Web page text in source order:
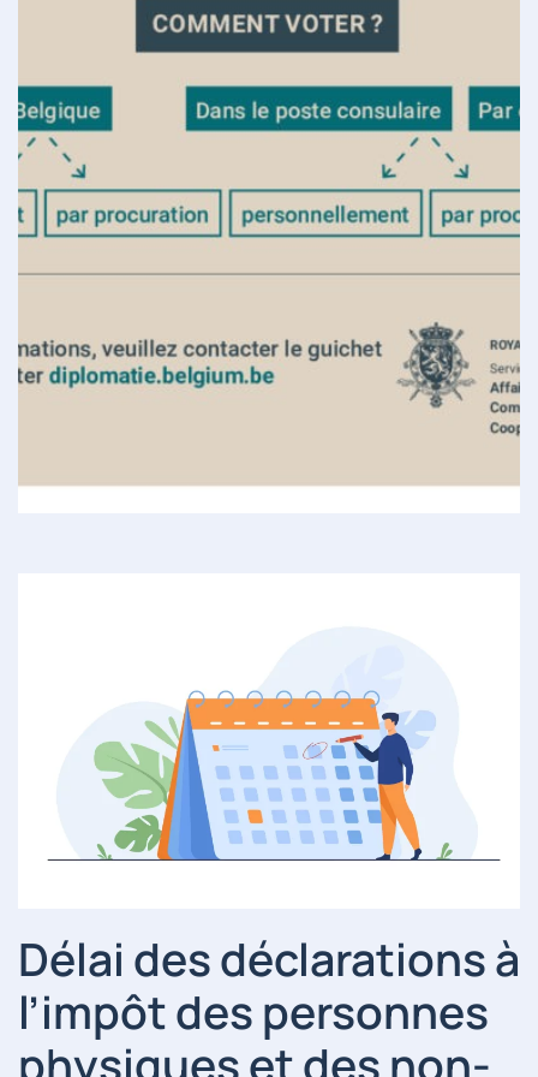
Délai des déclarations à
l’impôt des personnes
physiques et des non-